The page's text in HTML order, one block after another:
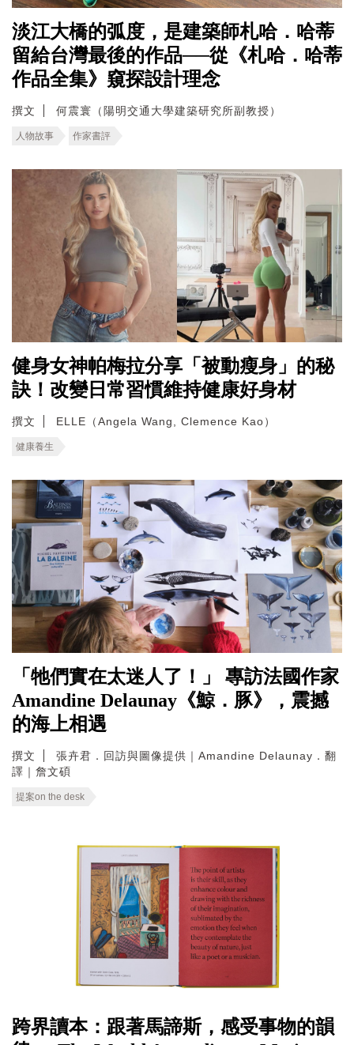
淡江大橋的弧度，是建築師札哈．哈蒂
留給台灣最後的作品──從《札哈．哈蒂
作品全集》窺探設計理念
撰文 何震寰（陽明交通大學建築研究所副教授）
人物故事 作家書評
健身女神帕梅拉分享「被動瘦身」的秘
訣！改變日常習慣維持健康好身材
撰文 ELLE（Angela Wang, Clemence Kao）
健康養生
「牠們實在太迷人了！」 專訪法國作家
Amandine Delaunay《鯨．豚》，震撼
的海上相遇
撰文
張卉君．回訪與圖像提供｜Amandine Delaunay．翻
譯｜詹文碩
提案on the desk
跨界讀本：跟著馬諦斯，感受事物的韻